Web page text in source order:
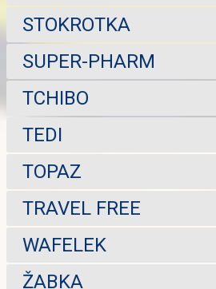
STOKROTKA
SUPER-PHARM
TCHIBO
TEDI
TOPAZ
TRAVEL FREE
WAFELEK
ŽABKA